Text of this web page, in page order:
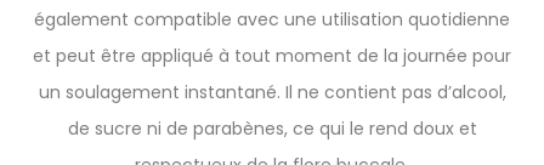
également compatible avec une utilisation quotidienne
et peut être appliqué à tout moment de la journée pour
un soulagement instantané. Il ne contient pas d’alcool,
de sucre ni de parabènes, ce qui le rend doux et